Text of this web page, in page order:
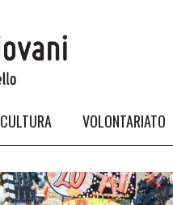
CULTURA VOLONTARIATO